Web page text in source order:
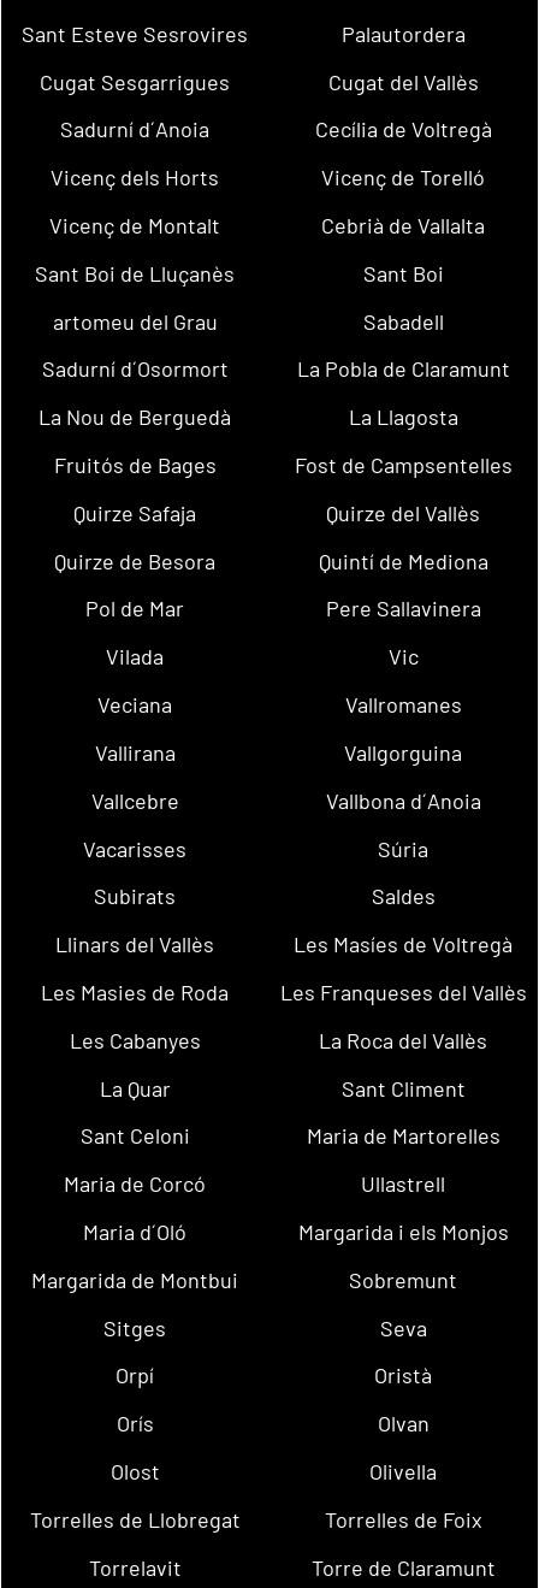
Sant Esteve Sesrovires
Palautordera
Cugat Sesgarrigues
Cugat del Vallès
Sadurní d´Anoia
Cecília de Voltregà
Vicenç dels Horts
Vicenç de Torelló
Vicenç de Montalt
Cebrià de Vallalta
Sant Boi de Lluçanès
Sant Boi
artomeu del Grau
Sabadell
Sadurní d´Osormort
La Pobla de Claramunt
La Nou de Berguedà
La Llagosta
Fruitós de Bages
Fost de Campsentelles
Quirze Safaja
Quirze del Vallès
Quirze de Besora
Quintí de Mediona
Pol de Mar
Pere Sallavinera
Vilada
Vic
Veciana
Vallromanes
Vallirana
Vallgorguina
Vallcebre
Vallbona d´Anoia
Vacarisses
Súria
Subirats
Saldes
Llinars del Vallès
Les Masíes de Voltregà
Les Masies de Roda
Les Franqueses del Vallès
Les Cabanyes
La Roca del Vallès
La Quar
Sant Climent
Sant Celoni
Maria de Martorelles
Maria de Corcó
Ullastrell
Maria d´Oló
Margarida i els Monjos
Margarida de Montbui
Sobremunt
Sitges
Seva
Orpí
Oristà
Orís
Olvan
Olost
Olivella
Torrelles de Llobregat
Torrelles de Foix
Torrelavit
Torre de Claramunt